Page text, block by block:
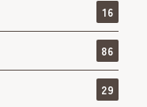
16
86
29